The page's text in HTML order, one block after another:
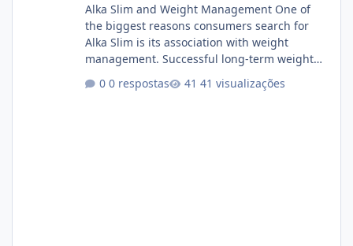
Alka Slim and Weight Management One of
the biggest reasons consumers search for
Alka Slim is its association with weight
management. Successful long-term weight
consistency rather than quick fixes. A
0 respostas 41 visualizações